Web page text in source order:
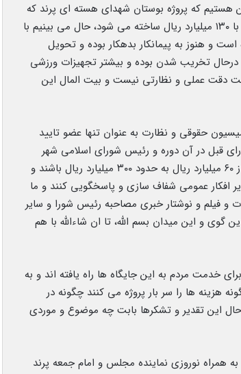
هستیم که پروژه بوستان شهدای هسته ای پرند که
در ابتدا با ۶۰ میلیارد ریال مصوب اعلام شده و بعد در روز افتتاح با ۱۳۰ میلیارد ریال ساخته می شود، حال می بینیم با
پروژه شده است و هنوز به پیمانکار بدهکار بوده و تحویل
تخریب شدن بوده و بیشتر تجهیزات ورزشی
دقت عملی و نظارتی نیست و بیت المال این
حقوقی و نظارت به عنوان تنها عضو تایید
قبل در آن دوره و رئیس شورای اسلامی شهر
فعلی پاسخگوی این اختلاف فاحش هزینه ها برای این بوستان از ۶۰ میلیارد ریال به حدود ۳۰۰ میلیارد ریال باشند و
افکار عمومی شفاف سازی و پاسخگویی کنند و ما
و فیلم و نوشتار خبری مصاحبه رئیس شورا و سایر
گوی و این میدان بسم الله، تا ان شاءالله با هم
خدمت مردم به این جایگاه ها راه یافته اند و به
هزینه ها را سر بار پروژه می کنند چگونه در
حال این تقدیر و تشکرها بابت چه موضوع و موردی
همراه نوروزی نماینده مجلس و امام جمعه پرند